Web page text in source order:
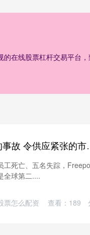
在线股票杠杆交易平台
配资坊 全球
死亡、五名失踪，
全球第二....
票怎么配资 查看： 189